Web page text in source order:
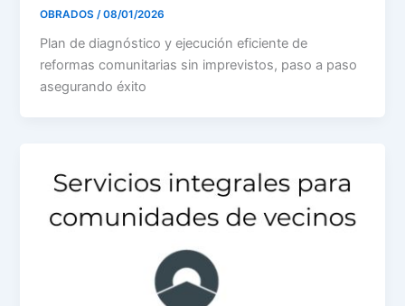
OBRADOS /08/01/2026
Plan de diagnóstico y ejecución eficiente de
reformas comunitarias sin imprevistos, paso a paso
asegurando éxito